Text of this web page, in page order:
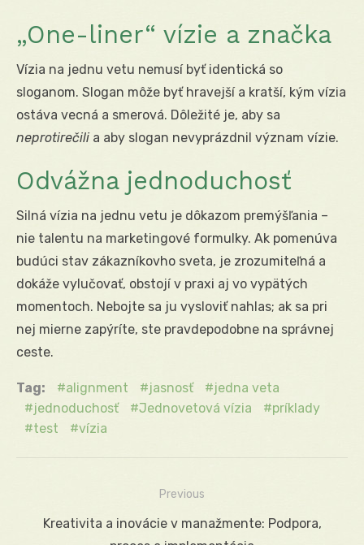
„One-liner“ vízie a značka
Vízia na jednu vetu nemusí byť identická so
sloganom. Slogan môže byť hravejší a kratší, kým vízia
ostáva vecná a smerová. Dôležité je, aby sa
neprotirečili a aby slogan nevyprázdnil význam vízie.
Odvážna jednoduchosť
Silná vízia na jednu vetu je dôkazom premýšľania –
nie talentu na marketingové formulky. Ak pomenúva
budúci stav zákazníkovho sveta, je zrozumiteľná a
dokáže vylučovať, obstojí v praxi aj vo vypätých
momentoch. Nebojte sa ju vysloviť nahlas; ak sa pri
nej mierne zapýríte, ste pravdepodobne na správnej
ceste.
Tag: alignment jasnosť
jedna veta
jednoduchosť
Jednovetová vízia
príklady
test
vízia
Navigácia
Previous
Previous
Kreativita a inovácie v manažmente: Podpora,